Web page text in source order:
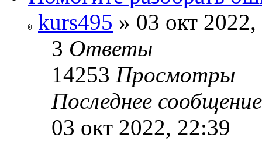
kurs495 » 03 окт
3 Ответы
14253 Просмотры
Последнее
03 окт 2022, 22:39